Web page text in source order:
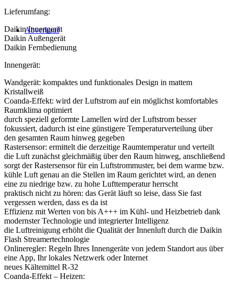
Abverkauf
Lieferumfang:
Daikin Innengerät
Daikin Außengerät
Daikin Fernbedienung
Innengerät:
Wandgerät: kompaktes und funktionales Design in mattem
Kristallweiß
Coanda-Effekt: wird der Luftstrom auf ein möglichst komfortables
Raumklima optimiert
durch speziell geformte Lamellen wird der Luftstrom besser
fokussiert, dadurch ist eine günstigere Temperaturverteilung über
den gesamten Raum hinweg gegeben
Rastersensor: ermittelt die derzeitige Raumtemperatur und verteilt
die Luft zunächst gleichmäßig über den Raum hinweg, anschließend
sorgt der Rastersensor für ein Luftstrommuster, bei dem warme bzw.
kühle Luft genau an die Stellen im Raum gerichtet wird, an denen
eine zu niedrige bzw. zu hohe Lufttemperatur herrscht
praktisch nicht zu hören: das Gerät läuft so leise, dass Sie fast
vergessen werden, dass es da ist
Effizienz mit Werten von bis A+++ im Kühl- und Heizbetrieb dank
modernster Technologie und integrierter Intelligenz
die Luftreinigung erhöht die Qualität der Innenluft durch die Daikin
Flash Streamertechnologie
Onlineregler: Regeln Ihres Innengeräte von jedem Standort aus über
eine App, Ihr lokales Netzwerk oder Internet
neues Kältemittel R-32
Coanda-Effekt – Heizen: